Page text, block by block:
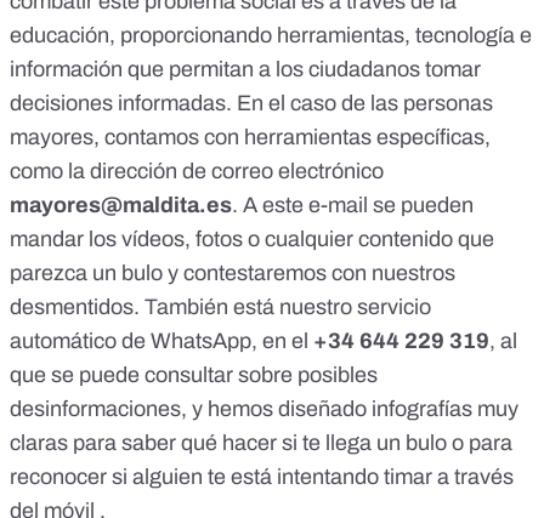
educación, proporcionando herramientas, tecnología e
información que permitan a los ciudadanos tomar
decisiones informadas. En el caso de las personas
mayores, contamos con herramientas específicas,
como la dirección de correo electrónico
mayores@maldita.es. A este e-mail se pueden
mandar los vídeos, fotos o cualquier contenido que
parezca un bulo y contestaremos con nuestros
desmentidos. También está nuestro servicio
automático de WhatsApp, en el +34 644 229 319, al
que se puede consultar sobre posibles
desinformaciones, y hemos diseñado infografías muy
claras para saber qué hacer si te llega un bulo o para
reconocer si alguien te está intentando timar a través
del móvil .